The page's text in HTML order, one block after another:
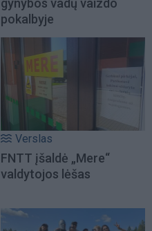
gynybos vadų vaizdo
pokalbyje
Verslas
FNTT įšaldė „Mere“
valdytojos lėšas